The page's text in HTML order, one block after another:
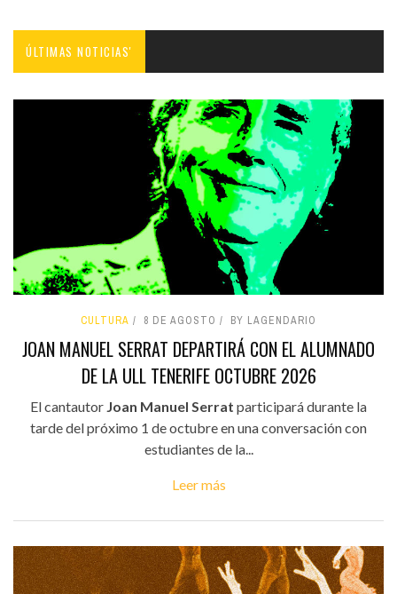
ÚLTIMAS NOTICIAS'
CULTURA 8 DE AGOSTO BY LAGENDARIO
JOAN MANUEL SERRAT DEPARTIRÁ CON EL ALUMNADO
DE LA ULL TENERIFE OCTUBRE 2026
El cantautor Joan Manuel Serrat participará durante la
tarde del próximo 1 de octubre en una conversación con
estudiantes de la...
Leer más